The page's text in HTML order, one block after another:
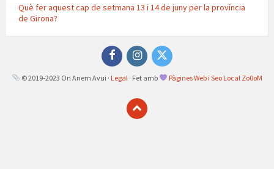
Què fer aquest cap de setmana 13 i 14 de juny per la província
de Girona?
FacebookInstagramTwitter
© 2019-2023 On Anem Avui · Legal · Fet amb Pàgines Web i Seo Local Zo0oM